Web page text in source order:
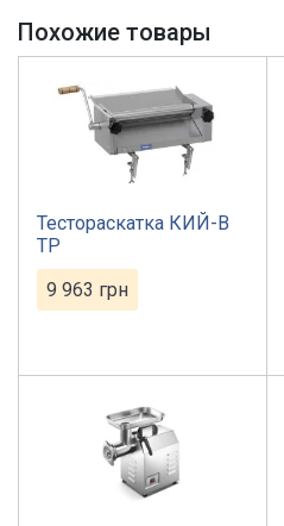
Похожие товары
Тестораскатка КИЙ-В
ТР
9 963 грн